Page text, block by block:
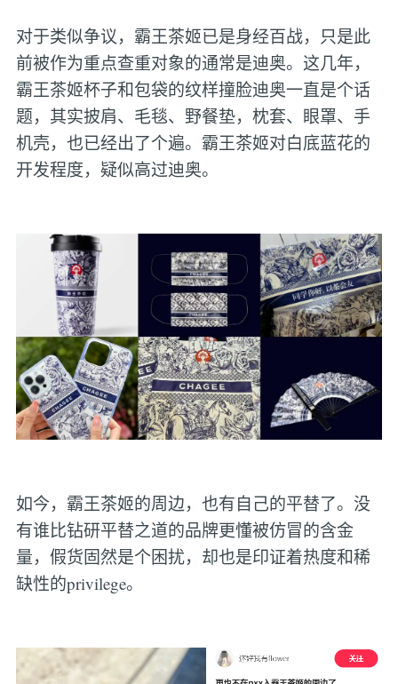
对于类似争议，霸王茶姬已是身经百战，只是此
前被作为重点查重对象的通常是迪奥。这几年，
霸王茶姬杯子和包袋的纹样撞脸迪奥一直是个话
题，其实披肩、毛毯、野餐垫，枕套、眼罩、手
机壳，也已经出了个遍。霸王茶姬对白底蓝花的
开发程度，疑似高过迪奥。
如今，霸王茶姬的周边，也有自己的平替了。没
有谁比钻研平替之道的品牌更懂被仿冒的含金
量，假货固然是个困扰，却也是印证着热度和稀
缺性的privilege。